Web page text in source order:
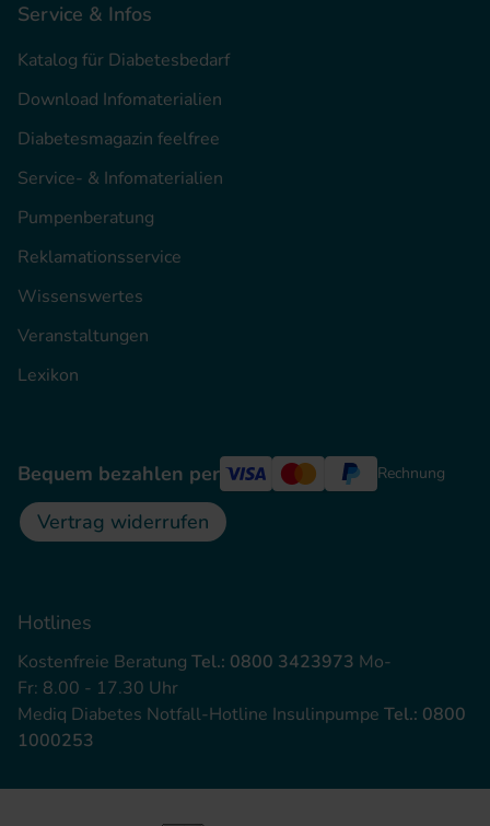
Service & Infos
Katalog für Diabetesbedarf
Download Infomaterialien
Diabetesmagazin feelfree
Service- & Infomaterialien
Pumpenberatung
Reklamationsservice
Wissenswertes
Veranstaltungen
Lexikon
Bequem bezahlen per Rechnung
Vertrag widerrufen
Hotlines
Kostenfreie Beratung Tel.: 0800 3423973 Mo-
Fr: 8.00 - 17.30 Uhr
Mediq Diabetes Notfall-Hotline Insulinpumpe Tel.: 0800
1000253